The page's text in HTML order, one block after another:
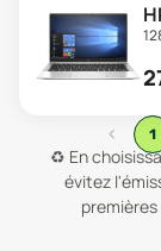
‹ 1
♻️ En
évitez
premières